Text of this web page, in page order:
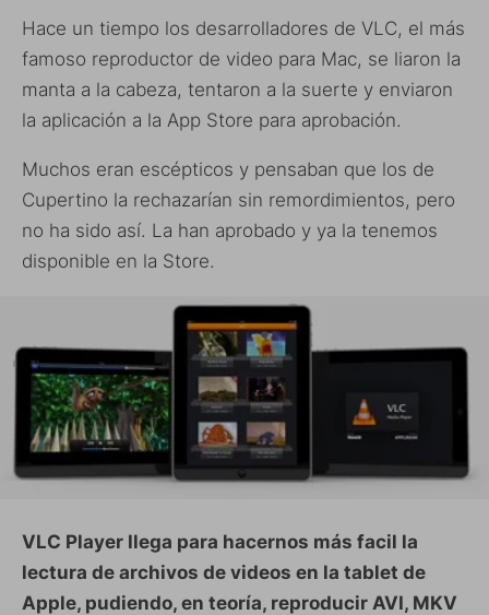
Hace un tiempo los desarrolladores de VLC, el más
famoso reproductor de video para Mac, se liaron la
manta a la cabeza, tentaron a la suerte y enviaron
la aplicación a la App Store para aprobación.
Muchos eran escépticos y pensaban que los de
Cupertino la rechazarían sin remordimientos, pero
no ha sido así. La han aprobado y ya la tenemos
disponible en la Store.
VLC Player llega para hacernos más facil la
lectura de archivos de videos en la tablet de
Apple, pudiendo, en teoría, reproducir AVI, MKV